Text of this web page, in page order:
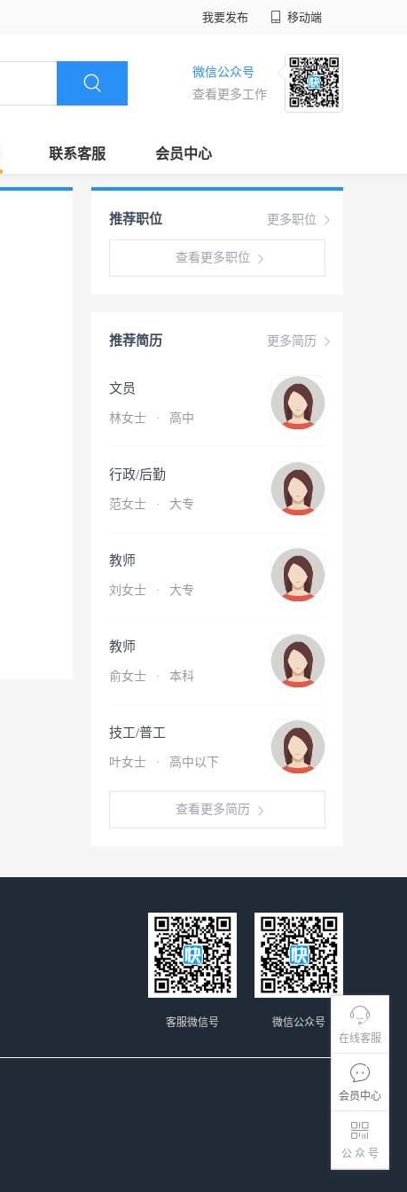
我要发布 移动端
微信公众号
查看更多工作
联系客服 会员中心
在线客服
会员中心
公 众 号
更多职位
推荐职位
查看更多职位
更多简历
推荐简历
文员
林女士 · 高中
行政/后勤
范女士 · 大专
教师
刘女士 · 大专
教师
俞女士 · 本科
技工/普工
叶女士 · 高中以下
查看更多简历
微信公众号
客服微信号